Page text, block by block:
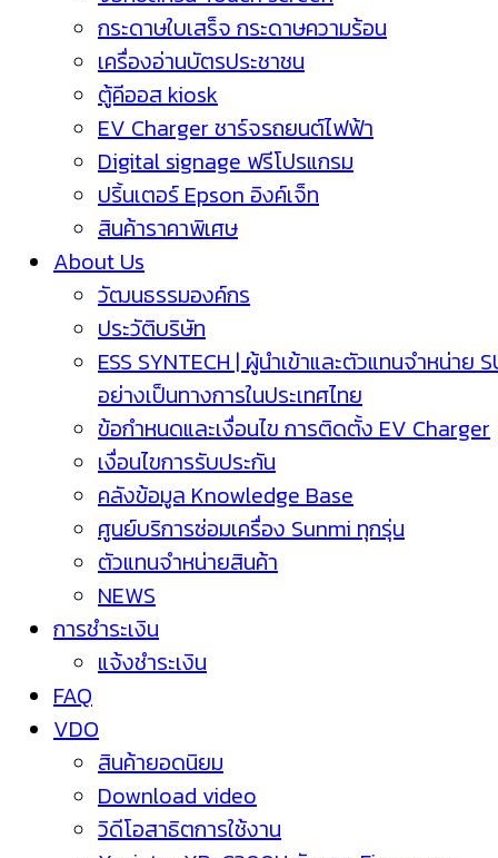
กระดาษใบเสร็จ กระดาษความร้อน
เครื่องอ่านบัตรประชาชน
ตู้คีออส kiosk
EV Charger ชาร์จรถยนต์ไฟฟ้า
Digital signage ฟรีโปรแกรม
ปริ้นเตอร์ Epson อิงค์เจ็ท
สินค้าราคาพิเศษ
About Us
วัฒนธรรมองค์กร
ประวัติบริษัท
ESS SYNTECH | ผู้นำเข้าและตัวแทนจำหน่าย
อย่างเป็นทางการในประเทศไทย
ข้อกำหนดและเงื่อนไข การติดตั้ง EV Charger
เงื่อนไขการรับประกัน
คลังข้อมูล Knowledge Base
ศูนย์บริการซ่อมเครื่อง Sunmi ทุกรุ่น
ตัวแทนจำหน่ายสินค้า
NEWS
การชำระเงิน
แจ้งชำระเงิน
FAQ
VDO
สินค้ายอดนิยม
Download video
วิดีโอสาธิตการใช้งาน